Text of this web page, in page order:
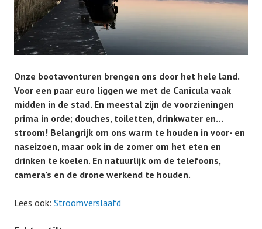
Onze bootavonturen brengen ons door het hele land.
Voor een paar euro liggen we met de Canicula vaak
midden in de stad. En meestal zijn de voorzieningen
prima in orde; douches, toiletten, drinkwater en…
stroom! Belangrijk om ons warm te houden in voor- en
naseizoen, maar ook in de zomer om het eten en
drinken te koelen. En natuurlijk om de telefoons,
camera’s en de drone werkend te houden.
Lees ook: Stroomverslaafd